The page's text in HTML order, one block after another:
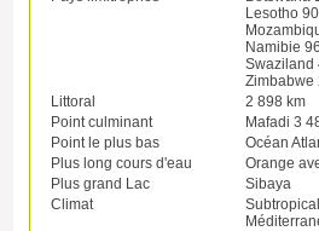
Lesotho
Namibie
Swaziland
Zimbabwe
Littoral
2 898 km
Point culminant
Mafadi 3
Point le plus bas
Océan
Plus long cours d'eau
Orange
Plus grand Lac
Sibaya
Climat